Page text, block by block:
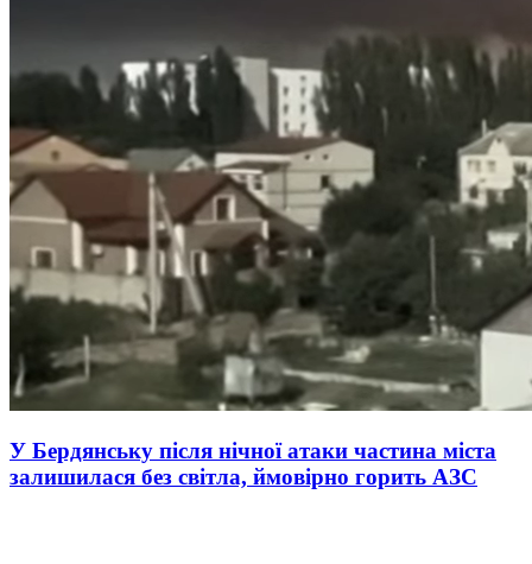
У Бердянську після нічної атаки частина міста
залишилася без світла, ймовірно горить АЗС